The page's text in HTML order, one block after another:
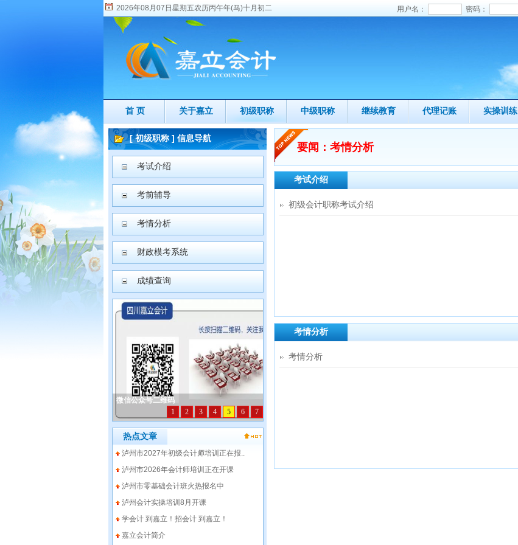
2026年08月07日星期五农历丙午年(马)十月初二 用户名： 密码：
首 页 关于嘉立 初级职称 中级职称 继续教育 代理记账 实操训练
[ 初级职称 ] 信息导航
考试介绍
考前辅导
考情分析
财政模考系统
成绩查询
热点文章
泸州市2027年初级会计师培训正在报..
泸州市2026年会计师培训正在开课
泸州市零基础会计班火热报名中
泸州会计实操培训8月开课
学会计 到嘉立！招会计 到嘉立！
嘉立会计简介
要闻：考情分析
考试介绍
初级会计职称考试介绍
考情分析
考情分析